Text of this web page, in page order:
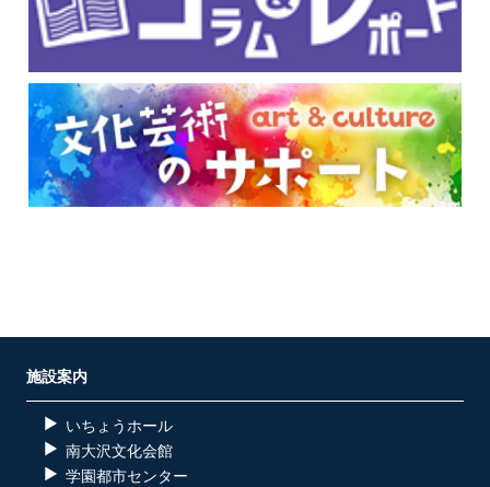
施設案内
いちょうホール
南大沢文化会館
学園都市センター